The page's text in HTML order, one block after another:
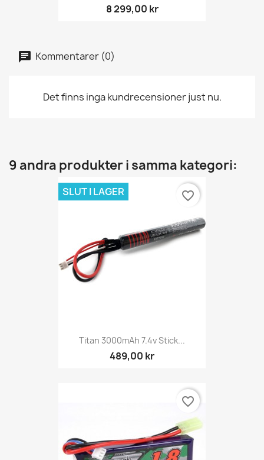
8 299,00 kr
Kommentarer (0)
Det finns inga kundrecensioner just nu.
9 andra produkter i samma kategori:
Titan 3000mAh 7.4v Stick...
489,00 kr
SLUT I LAGER favorite_border
favorite_border